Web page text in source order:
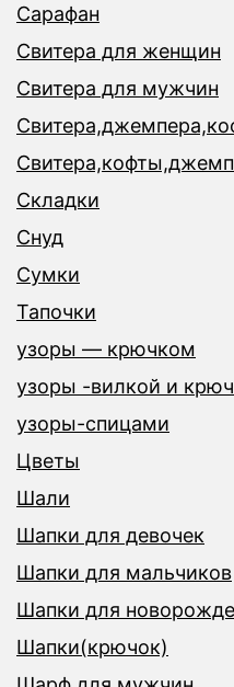
Сарафан
Свитера для женщин
Свитера для мужчин
Складки
Снуд
Сумки
Тапочки
узоры — крючком
узоры -вилкой и
узоры-спицами
Цветы
Шали
Шапки для девочек
Шапки для мальчиков
Шапки для
Шапки(крючок)